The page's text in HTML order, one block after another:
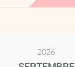
2026